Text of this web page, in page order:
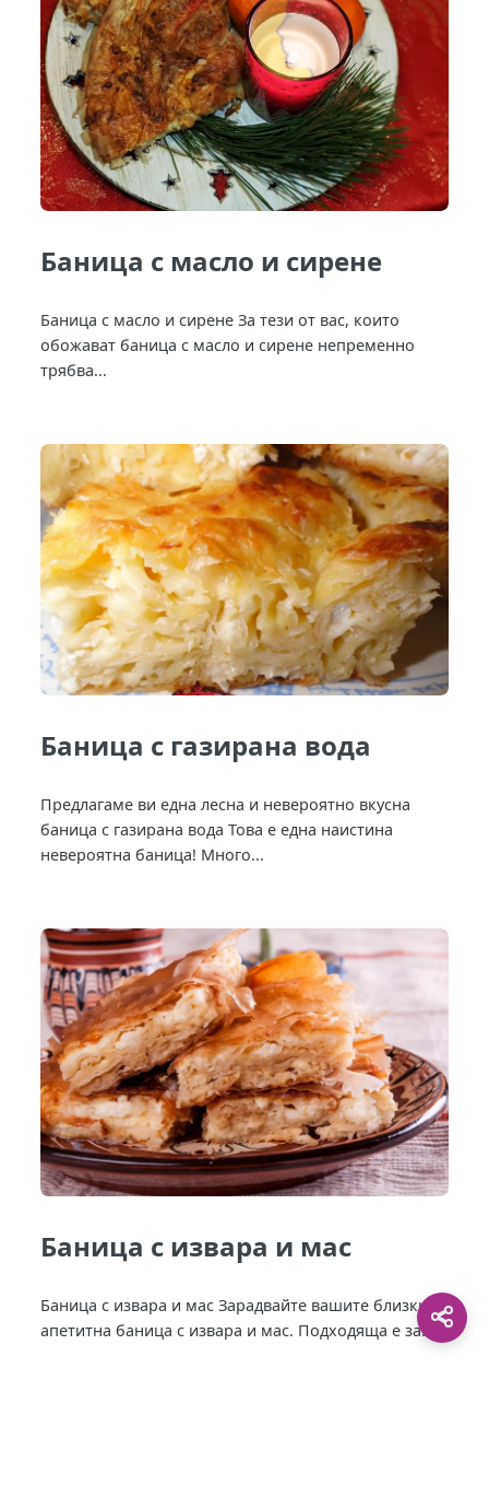
Баница с масло и сирене
Баница с масло и сирене За тези от вас, които
обожават баница с масло и сирене непременно
трябва...
Баница с газирана вода
Предлагаме ви една лесна и невероятно вкусна
баница с газирана вода Това е една наистина
невероятна баница! Много...
Баница с извара и мас
Баница с извара и мас Зарадвайте вашите близки с
апетитна баница с извара и мас. Подходяща е за...